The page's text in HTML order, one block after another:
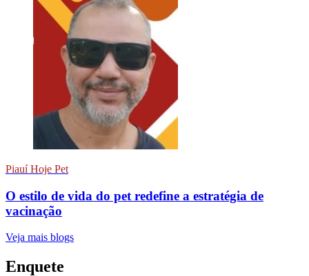
Piauí Hoje Pet
O estilo de vida do pet redefine a estratégia de
vacinação
Veja mais blogs
Enquete